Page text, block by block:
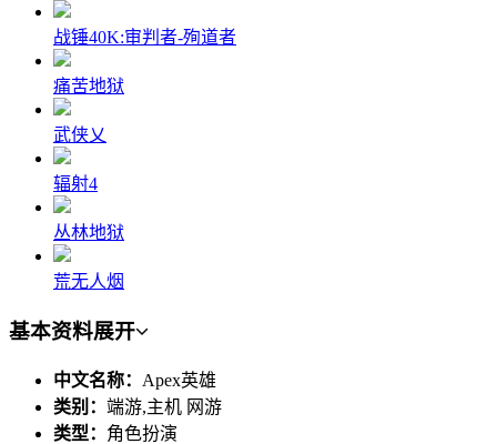
战锤40K:审判者-殉道者
痛苦地狱
武侠乂
辐射4
丛林地狱
荒无人烟
基本资料展开
中文名称： Apex英雄
类别： 端游,主机 网游
类型： 角色扮演